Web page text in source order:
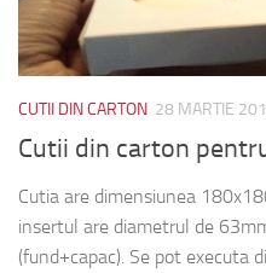
CUTII DIN CARTON 28 MARTIE
Cutii din carton
Cutia are dimensiunea
insertul are diametrul de
(fund+capac). Se pot executa